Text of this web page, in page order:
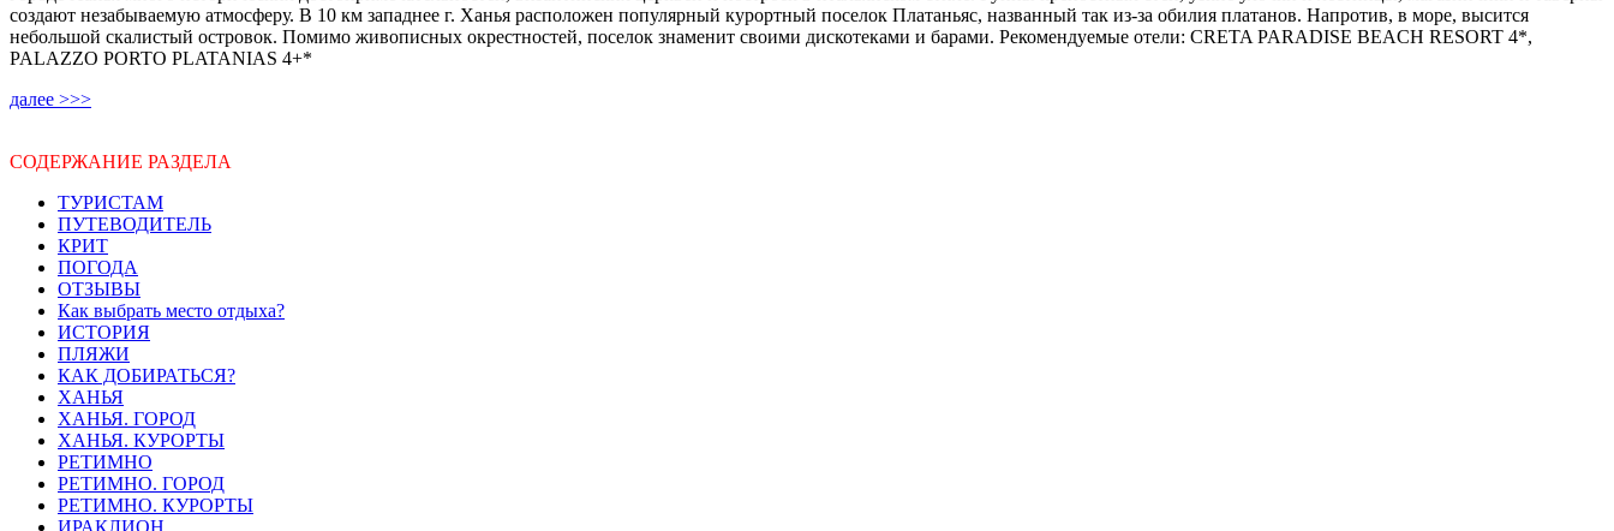
далее >>>
СОДЕРЖАНИЕ РАЗДЕЛА
ТУРИСТАМ
ПУТЕВОДИТЕЛЬ
КРИТ
ПОГОДА
ОТЗЫВЫ
Как выбрать место отдыха?
ИСТОРИЯ
ПЛЯЖИ
КАК ДОБИРАТЬСЯ?
ХАНЬЯ
ХАНЬЯ. ГОРОД
ХАНЬЯ. КУРОРТЫ
РЕТИМНО
РЕТИМНО. ГОРОД
РЕТИМНО. КУРОРТЫ
ИРАКЛИОН